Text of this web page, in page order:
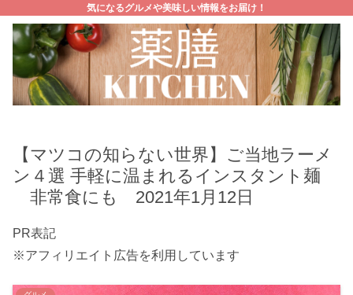
気になるグルメや美味しい情報をお届け！
【マツコの知らない世界】ご当地ラーメ
ン４選 手軽に温まれるインスタント麺
非常食にも 2021年1月12日
PR表記
※アフィリエイト広告を利用しています